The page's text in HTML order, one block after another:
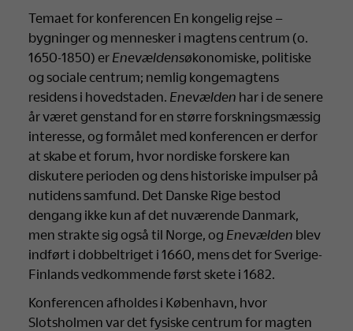
Temaet for konferencen En kongelig rejse –
bygninger og mennesker i magtens centrum (o.
1650-1850) er Enevældensøkonomiske, politiske
og sociale centrum; nemlig kongemagtens
residens i hovedstaden. Enevælden har i de senere
år været genstand for en større forskningsmæssig
interesse, og formålet med konferencen er derfor
at skabe et forum, hvor nordiske forskere kan
diskutere perioden og dens historiske impulser på
nutidens samfund. Det Danske Rige bestod
dengang ikke kun af det nuværende Danmark,
men strakte sig også til Norge, og Enevælden blev
indført i dobbeltriget i 1660, mens det for Sverige-
Finlands vedkommende først skete i 1682.
Konferencen afholdes i København, hvor
Slotsholmen var det fysiske centrum for magten